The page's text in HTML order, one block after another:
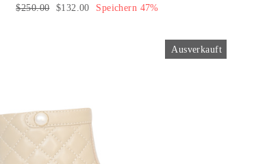
Normaler
$250.00 Sonderpreis
$132.00 Speichern 47%
Ausverkauft